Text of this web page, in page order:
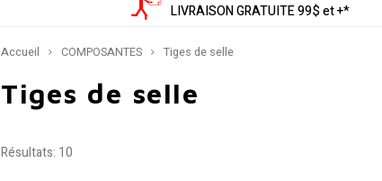
LIVRAISON GRATUITE 99$ et +*
Accueil COMPOSANTES Tiges de selle
Tiges de selle
Résultats: 10